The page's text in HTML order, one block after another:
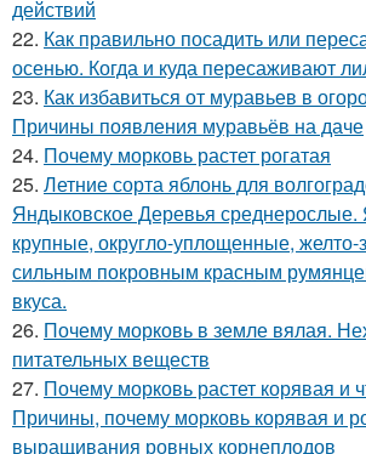
действий
22. Как правильно посадить или
осенью. Когда и куда пересаживают
23. Как избавиться от муравьев в
Причины появления муравьёв на даче
24. Почему морковь растет рогатая
25. Летние сорта яблонь для
Яндыковское Деревья среднерослые.
крупные, округло-уплощенные, желто-
сильным покровным красным
вкуса.
26. Почему морковь в земле вялая.
питательных веществ
27. Почему морковь растет корявая и
Причины, почему морковь корявая и
выращивания ровных корнеплодов